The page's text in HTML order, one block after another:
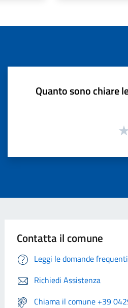
Quanto sono chiare
Contatta il comune
Leggi le domande frequenti
Richiedi Assistenza
Chiama il comune +39